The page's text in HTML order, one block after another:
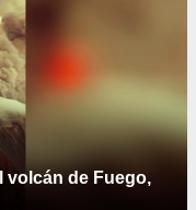
volcán de Fuego,